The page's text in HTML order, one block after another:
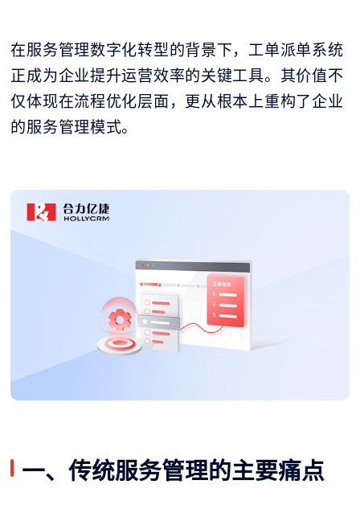
在服务管理数字化转型的背景下，工单派单系统
正成为企业提升运营效率的关键工具。其价值不
仅体现在流程优化层面，更从根本上重构了企业
的服务管理模式。
一、传统服务管理的主要痛点